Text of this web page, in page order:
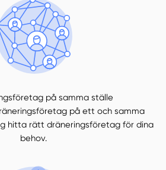
på samma ställe
på ett och samma
hitta rätt dräneringsföretag för dina
behov.